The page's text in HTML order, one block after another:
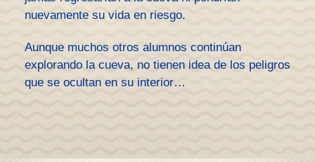
nuevamente su vida en riesgo.
Aunque muchos otros alumnos continúan
explorando la cueva, no tienen idea de los peligros
que se ocultan en su interior…